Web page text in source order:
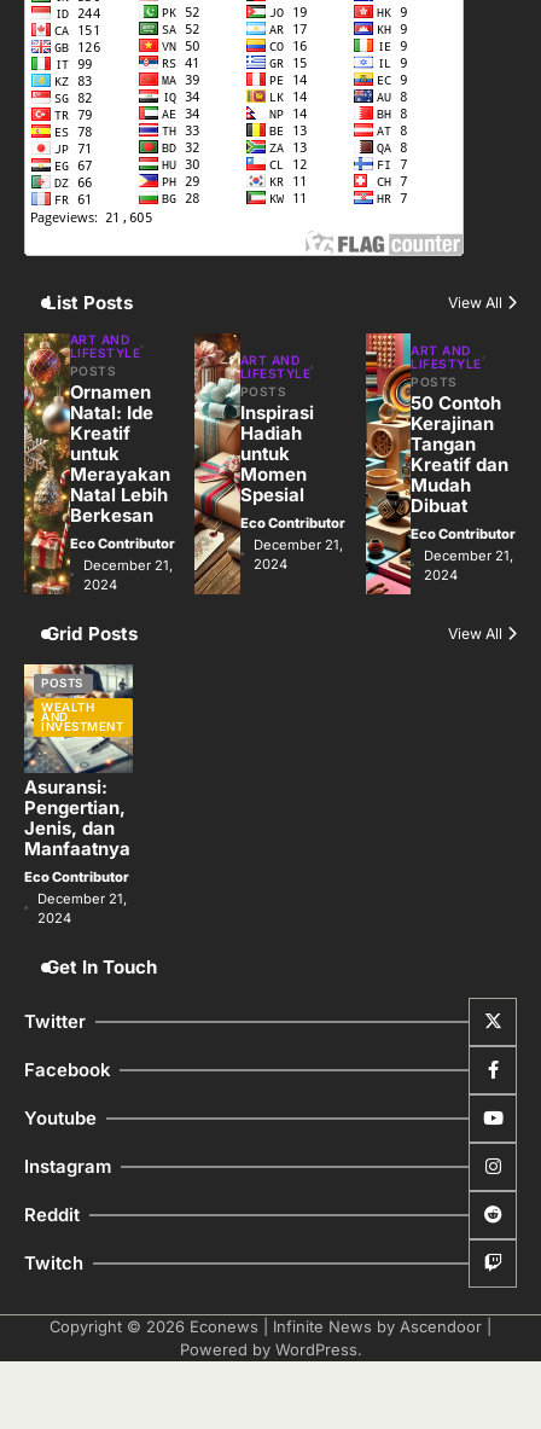
3
Harga Emas Hari Ini: Panduan untuk
Membeli dan Investasi
Eco Contributor
4
Jasa Menulis: Peluang Bisnis Kreatif
5
Jasa Desain: Peluang Usaha Kreatif
di Era Digital
Eco Contributor
List Posts View All
ART AND
LIFESTYLE
POSTS
Ornamen
Natal: Ide
Kreatif
untuk
Merayakan
Natal Lebih
Berkesan
Eco Contributor
December 21,
2024
ART AND
LIFESTYLE
POSTS
Inspirasi
Hadiah
untuk
Momen
Spesial
Eco Contributor
December 21,
2024
ART AND
LIFESTYLE
POSTS
50 Contoh
Kerajinan
Tangan
Kreatif dan
Mudah
Dibuat
Eco Contributor
December 21,
2024
Grid Posts View All
POSTS
WEALTH
AND
INVESTMENT
Asuransi:
Pengertian,
Jenis, dan
Manfaatnya
Eco Contributor
December 21,
2024
Get In Touch
Twitter
Facebook
Youtube
Instagram
Reddit
Twitch
Copyright © 2026 Econews | Infinite News by Ascendoor
Powered by WordPress.